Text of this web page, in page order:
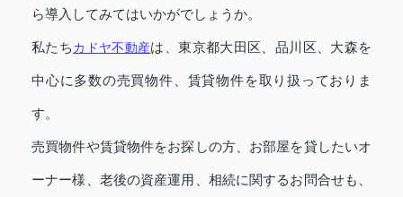
ら導入してみてはいかがでしょうか。
私たちカドヤ不動産は、東京都大田区、品川区、大森を
中心に多数の売買物件、賃貸物件を取り扱っておりま
す。
売買物件や賃貸物件をお探しの方、お部屋を貸したいオ
ーナー様、老後の資産運用、相続に関するお問合せも、